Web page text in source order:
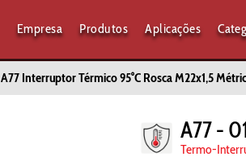
Empresa Produtos Aplicações
A77 Interruptor Térmico 95°C Rosca M22x1,5
A77 -
Termo-